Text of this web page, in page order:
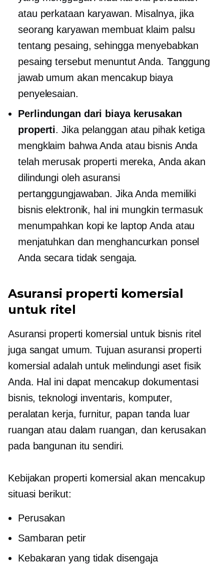
atau perkataan karyawan. Misalnya, jika
seorang karyawan membuat klaim palsu
tentang pesaing, sehingga menyebabkan
pesaing tersebut menuntut Anda. Tanggung
jawab umum akan mencakup biaya
penyelesaian.
Perlindungan dari biaya kerusakan
properti. Jika pelanggan atau pihak ketiga
mengklaim bahwa Anda atau bisnis Anda
telah merusak properti mereka, Anda akan
dilindungi oleh asuransi
pertanggungjawaban. Jika Anda memiliki
bisnis elektronik, hal ini mungkin termasuk
menumpahkan kopi ke laptop Anda atau
menjatuhkan dan menghancurkan ponsel
Anda secara tidak sengaja.
Asuransi properti komersial
untuk ritel
Asuransi properti komersial untuk bisnis ritel
juga sangat umum. Tujuan asuransi properti
komersial adalah untuk melindungi aset fisik
Anda. Hal ini dapat mencakup dokumentasi
bisnis, teknologi inventaris, komputer,
peralatan kerja, furnitur, papan tanda luar
ruangan atau dalam ruangan, dan kerusakan
pada bangunan itu sendiri.
Kebijakan properti komersial akan mencakup
situasi berikut:
Perusakan
Sambaran petir
Kebakaran yang tidak disengaja